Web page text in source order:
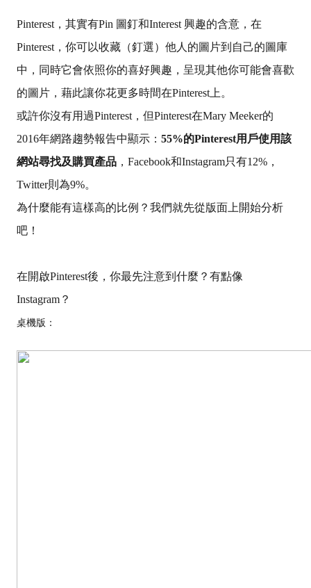
Pinterest，其實有Pin 圖釘和Interest 興趣的含意，在
Pinterest，你可以收藏（釘選）他人的圖片到自己的圖庫
中，同時它會依照你的喜好興趣，呈現其他你可能會喜歡
的圖片，藉此讓你花更多時間在Pinterest上。
或許你沒有用過Pinterest，但Pinterest在Mary Meeker的
2016年網路趨勢報告中顯示： 55%的Pinterest用戶使用該
網站尋找及購買產品 ，Facebook和Instagram只有12%，
Twitter則為9%。
為什麼能有這樣高的比例？我們就先從版面上開始分析
吧！
在開啟Pinterest後， 你最先注意到什麼？有點像
Instagram？
桌機版：